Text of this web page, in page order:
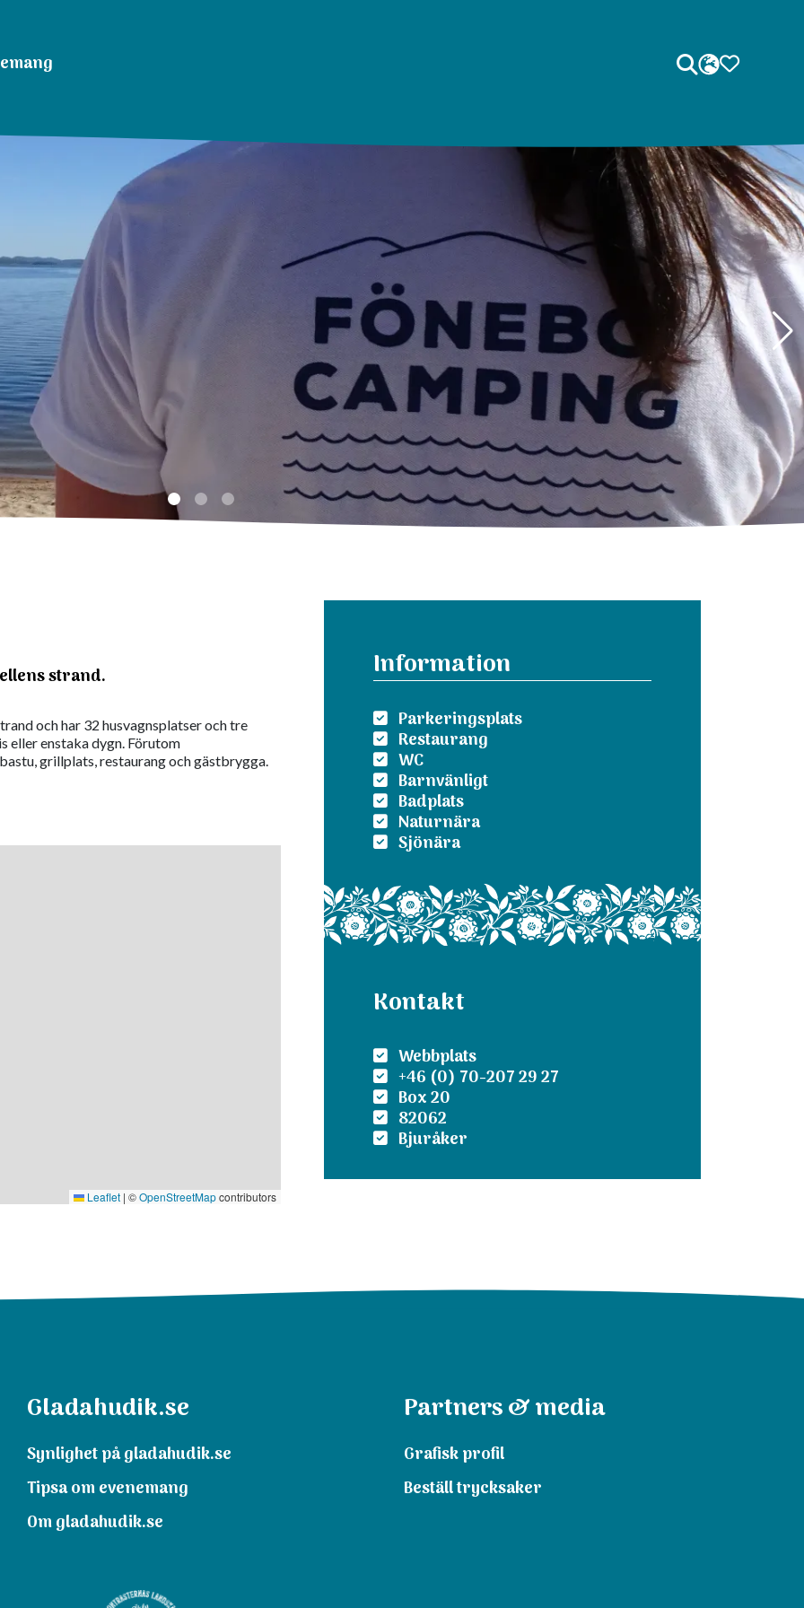
Sök
SPRÅK
strand.
och har 32 husvagnsplatser och tre
eller enstaka dygn. Förutom
grillplats, restaurang och gästbrygga.
Leaflet | ©OpenStreetMapcontributors
Information
Parkeringsplats
Restaurang
WC
Barnvänligt
Badplats
Naturnära
Sjönära
Kontakt
Webbplats
+46 (0) 70-207 29 27
Box 20
82062
Bjuråker
Gladahudik.se
Synlighet på gladahudik.se
Tipsa om evenemang
Om gladahudik.se
Partners & media
Grafisk profil
Beställ trycksaker